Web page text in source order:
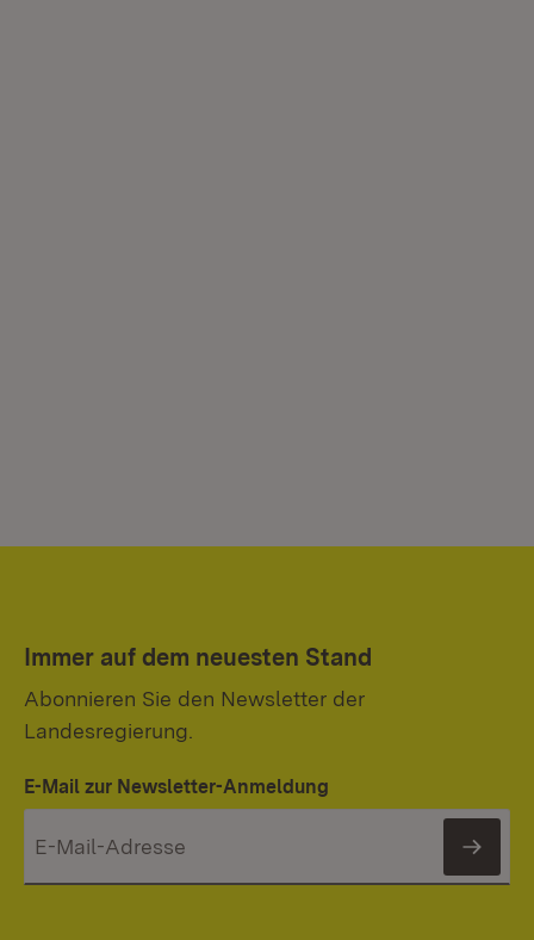
Immer auf dem neuesten Stand
Abonnieren Sie den Newsletter der
Landesregierung.
E-Mail zur Newsletter-Anmeldung